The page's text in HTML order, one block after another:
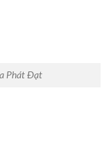
Phát Đạt